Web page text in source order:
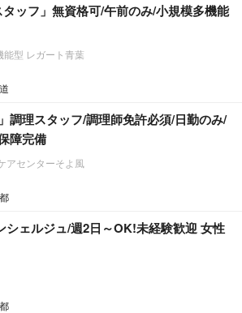
タッフ」無資格可/午前のみ/小規模多機能
型 レガート青葉
調理スタッフ/調理師免許必須/日勤のみ/
障完備
アセンターそよ風
シェルジュ/週2日～OK!未経験歓迎 女性